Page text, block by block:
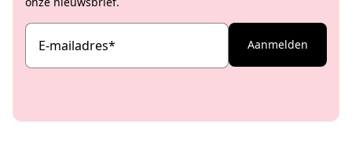
E-mailadres* Aanmelden